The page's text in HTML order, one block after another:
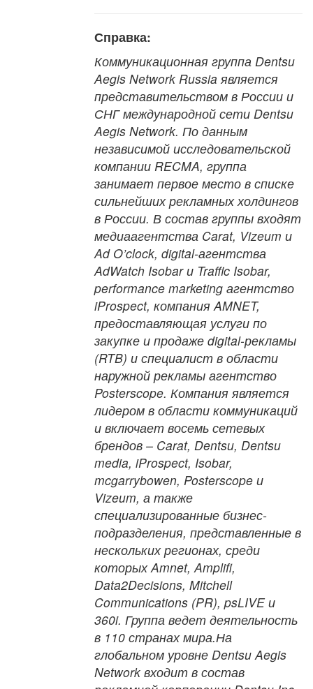
Справка:
Коммуникационная группа Dentsu
Aegis Network Russia является
представительством в России и
СНГ международной сети Dentsu
Aegis Network. По данным
независимой исследовательской
компании RECMA, группа
занимает первое место в списке
сильнейших рекламных холдингов
в России. В состав группы входят
медиаагентства Carat, Vizeum и
Ad O’clock, digital-агентства
AdWatch Isobar и Traffic Isobar,
performance marketing агентство
iProspect, компания AMNET,
предоставляющая услуги по
закупке и продаже digital-рекламы
(RTB) и специалист в области
наружной рекламы агентство
Posterscope. Компания является
лидером в области коммуникаций
и включает восемь сетевых
брендов – Carat, Dentsu, Dentsu
media, iProspect, Isobar,
mcgarrybowen, Posterscope и
Vizeum, а также
специализированные бизнес-
подразделения, представленные в
нескольких регионах, среди
которых Amnet, Amplifi,
Data2Decisions, Mitchell
Communications (PR), psLIVE и
360i. Группа ведет деятельность
в 110 странах мира.На
глобальном уровне Dentsu Aegis
Network входит в состав